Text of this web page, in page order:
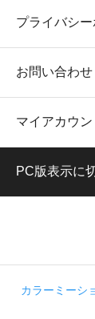
プライバシ
お問い合わせ
マイアカウン
PC版表示に
カラーミーシ